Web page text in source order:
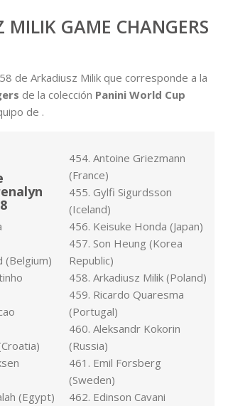
MILIK GAME CHANGERS
de Arkadiusz Milik que corresponde a la
de la colección Panini World Cup
de .
(Belgium)
(Egypt)
454. Antoine Griezmann
(France)
455. Gylfi Sigurdsson
(Iceland)
456. Keisuke Honda (Japan)
457. Son Heung (Korea
Republic)
458. Arkadiusz Milik (Poland)
459. Ricardo Quaresma
(Portugal)
460. Aleksandr Kokorin
(Russia)
461. Emil Forsberg
(Sweden)
462. Edinson Cavani